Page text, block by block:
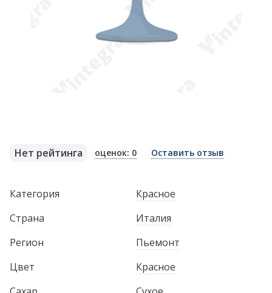
Нет рейтинга оценок: 0 Оставить отзыв
Категория
Красное
Страна
Италия
Регион
Пьемонт
Цвет
Красное